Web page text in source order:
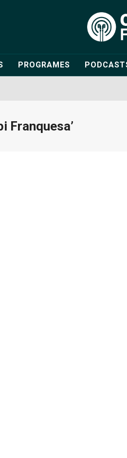
PROGRAMES
Franquesa’